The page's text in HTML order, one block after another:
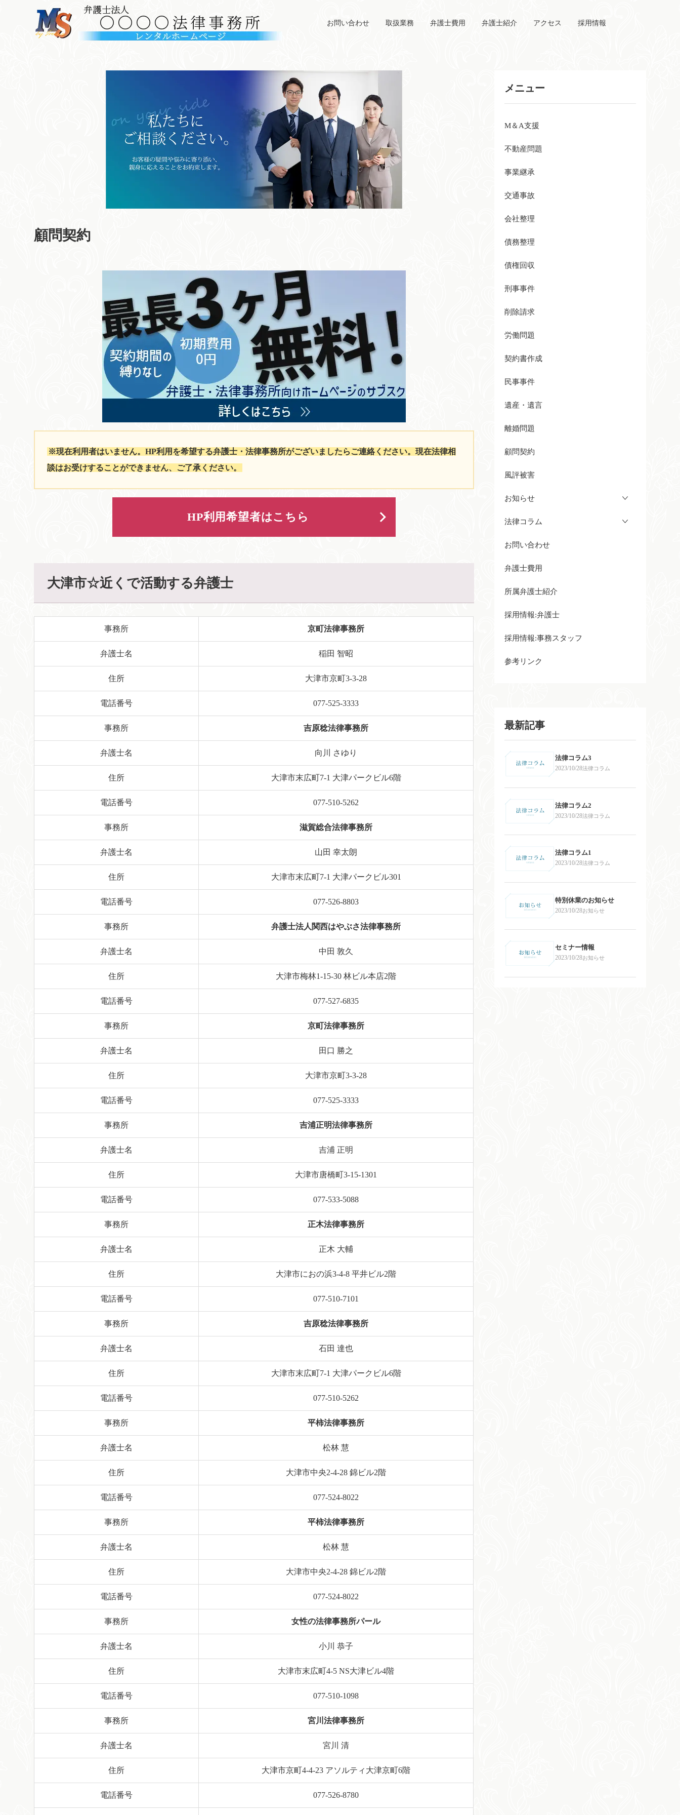
お問い合わせ 取扱業務 弁護士費用 弁護士紹介 アクセス 採用情報
顧問契約
※現在利用者はいません。HP利用を希望する弁護士・法律事務所がございましたらご連絡ください。現在法律相
談はお受けすることができません、ご了承ください。
HP利用希望者はこちら
大津市☆近くで活動する弁護士
事務所 京町法律事務所
弁護士名 稲田 智昭
住所 大津市京町3-3-28
電話番号 077-525-3333
事務所 吉原稔法律事務所
弁護士名 向川 さゆり
住所 大津市末広町7-1 大津パークビル6階
電話番号 077-510-5262
事務所 滋賀総合法律事務所
弁護士名 山田 幸太朗
住所 大津市末広町7-1 大津パークビル301
電話番号 077-526-8803
事務所 弁護士法人関西はやぶさ法律事務所
弁護士名 中田 敦久
住所 大津市梅林1-15-30 林ビル本店2階
電話番号 077-527-6835
事務所 京町法律事務所
弁護士名 田口 勝之
住所 大津市京町3-3-28
電話番号 077-525-3333
事務所 吉浦正明法律事務所
弁護士名 吉浦 正明
住所 大津市唐橋町3-15-1301
電話番号 077-533-5088
事務所 正木法律事務所
弁護士名 正木 大輔
住所 大津市におの浜3-4-8 平井ビル2階
電話番号 077-510-7101
事務所 吉原稔法律事務所
弁護士名 石田 達也
住所 大津市末広町7-1 大津パークビル6階
電話番号 077-510-5262
事務所 平柿法律事務所
弁護士名 松林 慧
住所 大津市中央2-4-28 錦ビル2階
電話番号 077-524-8022
事務所 平柿法律事務所
弁護士名 松林 慧
住所 大津市中央2-4-28 錦ビル2階
電話番号 077-524-8022
事務所 女性の法律事務所パール
弁護士名 小川 恭子
住所 大津市末広町4-5 NS大津ビル4階
電話番号 077-510-1098
事務所 宮川法律事務所
弁護士名 宮川 清
住所 大津市京町4-4-23 アソルティ大津京町6階
電話番号 077-526-8780
メニュー
M＆A支援
不動産問題
事業継承
交通事故
会社整理
債務整理
債権回収
刑事事件
削除請求
労働問題
契約書作成
民事事件
遺産・遺言
離婚問題
顧問契約
風評被害
お知らせ
法律コラム
お問い合わせ
弁護士費用
所属弁護士紹介
採用情報:弁護士
採用情報:事務スタッフ
参考リンク
最新記事
法律コラム3
2023/10/28法律コラム
法律コラム2
2023/10/28法律コラム
法律コラム1
2023/10/28法律コラム
特別休業のお知らせ
2023/10/28お知らせ
セミナー情報
2023/10/28お知らせ